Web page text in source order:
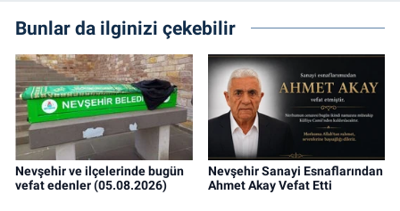
Bunlar da ilginizi çekebilir
Nevşehir ve ilçelerinde bugün
vefat edenler (05.08.2026)
Nevşehir Sanayi Esnaflarından
Ahmet Akay Vefat Etti